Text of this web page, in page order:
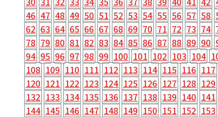
46 47 48 49 50 51 52 53 54 55 56 57 58
62 63 64 65 66 67 68 69 70 71 72 73 74
78 79 80 81 82 83 84 85 86 87 88 89 90
94 95 96 97 98 99 100 101 102 103 104
108 109 110 111 112 113 114 115 116 117
120 121 122 123 124 125 126 127 128 129
132 133 134 135 136 137 138 139 140 141
144 145 146 147 148 149 150 151 152 153